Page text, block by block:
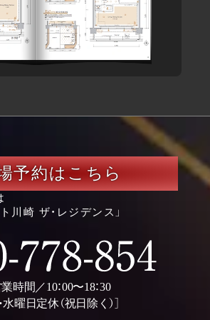
予約はこちら
川崎 ザ・レジデンス」
時間／10：00〜18：30
・水曜日定休（祝日除く）］